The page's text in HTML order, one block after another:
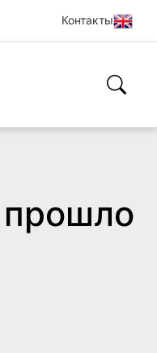
Контакты
прошло